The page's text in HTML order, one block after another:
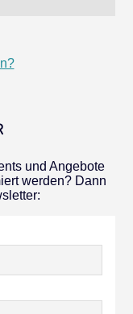
und Angebote
werden? Dann